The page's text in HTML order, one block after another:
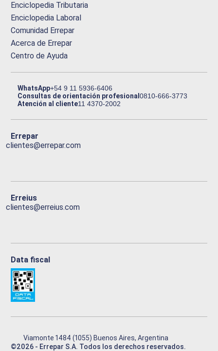
Enciclopedia Tributaria
Enciclopedia Laboral
Comunidad Errepar
Acerca de Errepar
Centro de Ayuda
WhatsApp+54 9 11 5936-6406
Consultas de orientación profesional0810-666-3773
Atención al cliente11 4370-2002
Errepar
clientes@errepar.com
Erreius
clientes@erreius.com
Data fiscal
Viamonte 1484 (1055) Buenos Aires, Argentina
©2026 - Errepar S.A. Todos los derechos reservados.